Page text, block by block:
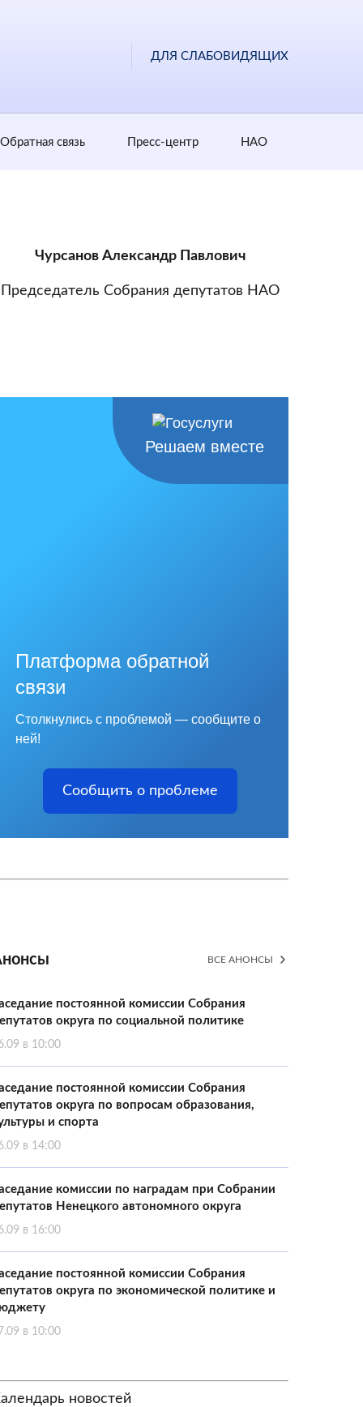
ДЛЯ СЛАБОВИДЯЩИХ
Обратная cвязь Пресс-центр НАО
Чурсанов Александр Павлович
Председатель Собрания депутатов НАО
Решаем вместе
Платформа обратной
связи
Столкнулись с проблемой — сообщите о
ней!
Сообщить о проблеме
ВСЕ АНОНСЫ
постоянной комиссии Собрания
округа по социальной политике
в 10:00
постоянной комиссии Собрания
округа по вопросам образования,
и спорта
в 14:00
комиссии по наградам при Собрании
Ненецкого автономного округа
в 16:00
постоянной комиссии Собрания
округа по экономической политике и
в 10:00
новостей